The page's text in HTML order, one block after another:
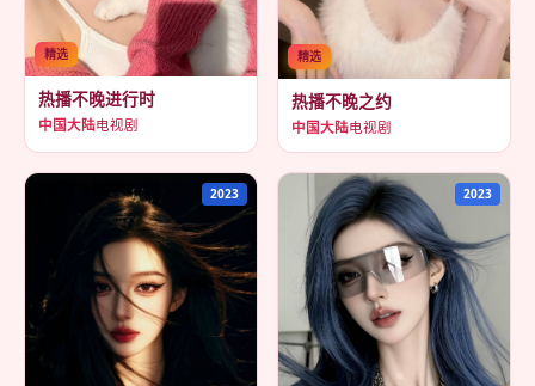
精选
热播不晚进行时
中国大陆电视剧
精选
热播不晚之约
中国大陆电视剧
2023 2023